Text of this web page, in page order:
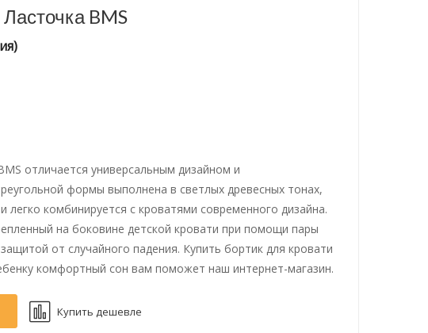
BMS
отличается универсальным дизайном и
формы выполнена в светлых древесных тонах,
легко комбинируется с кроватями современного дизайна.
на боковине детской кровати при помощи пары
от случайного падения. Купить бортик для кровати
комфортный сон вам поможет наш интернет-магазин.
Купить дешевле